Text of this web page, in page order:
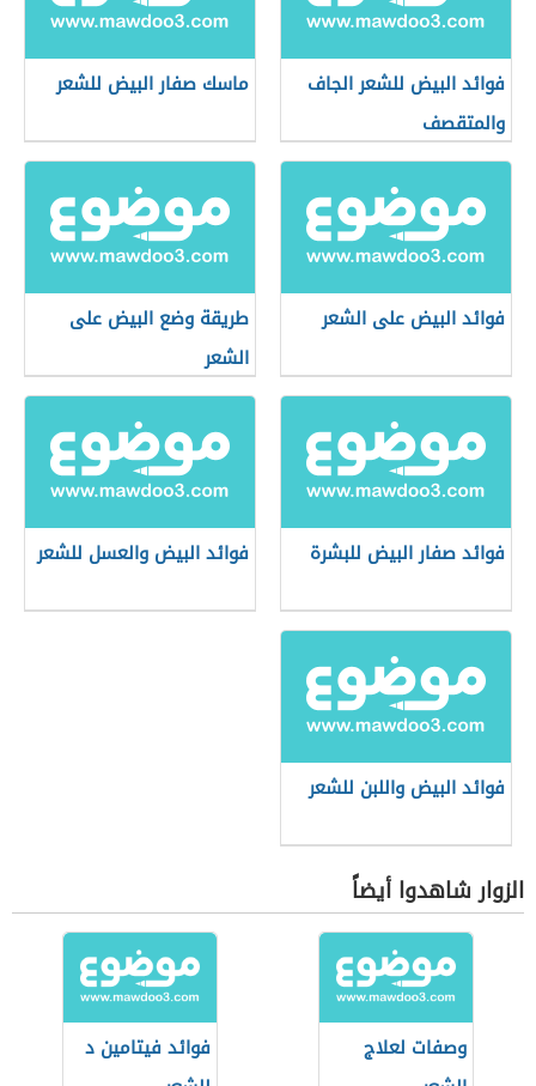
فوائد البيض للشعر الجاف
والمتقصف
ماسك صفار البيض للشعر
فوائد البيض على الشعر
طريقة وضع البيض على
الشعر
فوائد صفار البيض للبشرة فوائد البيض والعسل للشعر
فوائد البيض واللبن للشعر
الزوار شاهدوا أيضاً
وصفات لعلاج
فوائد فيتامين د